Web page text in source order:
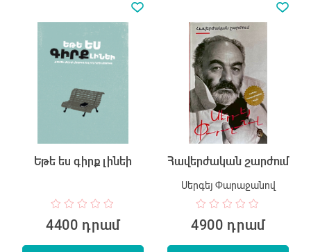
Եթե ես գիրք լինեի
4400 դրամ
Հավերժական շարժում
Սերգեյ Փարաջանով
4900 դրամ